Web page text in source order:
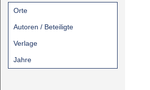
Orte
Autoren / Beteiligte
Verlage
Jahre